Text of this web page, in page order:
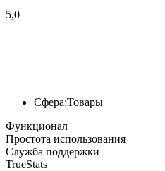
5,0
Сфера:Товары
Функционал
Простота использования
Служба поддержки
TrueStats